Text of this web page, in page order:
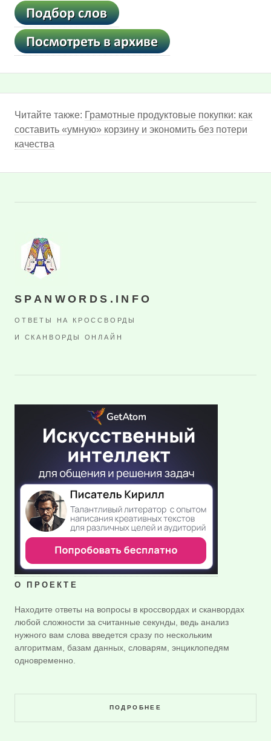
Читайте также: Грамотные продуктовые покупки: как
составить «умную» корзину и экономить без потери
качества
SPANWORDS.INFO
ОТВЕТЫ НА КРОССВОРДЫ
И СКАНВОРДЫ ОНЛАЙН
О ПРОЕКТЕ
Находите ответы на вопросы в кроссвордах и сканвордах
любой сложности за считанные секунды, ведь анализ
нужного вам слова введется сразу по нескольким
алгоритмам, базам данных, словарям, энциклопедям
одновременно.
ПОДРОБНЕЕ